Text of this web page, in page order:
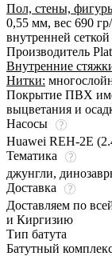
Пол, стены,
0,55 мм, вес 690
внутренней
Производитель
Внутренние
Нитки:
Покрытие ПВХ
выцветания и
Насосы
Huawei REH-2E
Тематика
джунгли,
Доставка
Доставляем по
и Киргизию
Тип батута
Батутный